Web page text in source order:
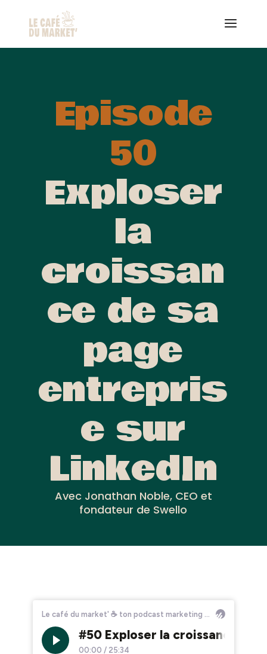
Episode
50
Exploser
la
croissan
ce de sa
page
entrepris
e sur
LinkedIn
Avec Jonathan Noble, CEO et
fondateur de Swello